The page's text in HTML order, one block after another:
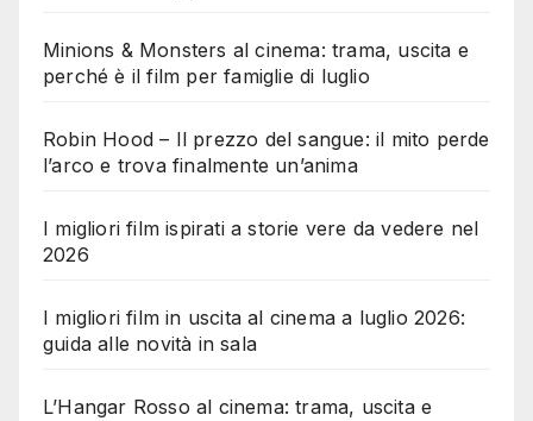
Minions & Monsters al cinema: trama, uscita e
perché è il film per famiglie di luglio
Robin Hood – Il prezzo del sangue: il mito perde
l’arco e trova finalmente un’anima
I migliori film ispirati a storie vere da vedere nel
2026
I migliori film in uscita al cinema a luglio 2026:
guida alle novità in sala
L’Hangar Rosso al cinema: trama, uscita e